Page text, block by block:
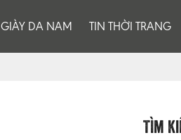
GIÀY DA NAM TIN THỜI TRANG
Tìm